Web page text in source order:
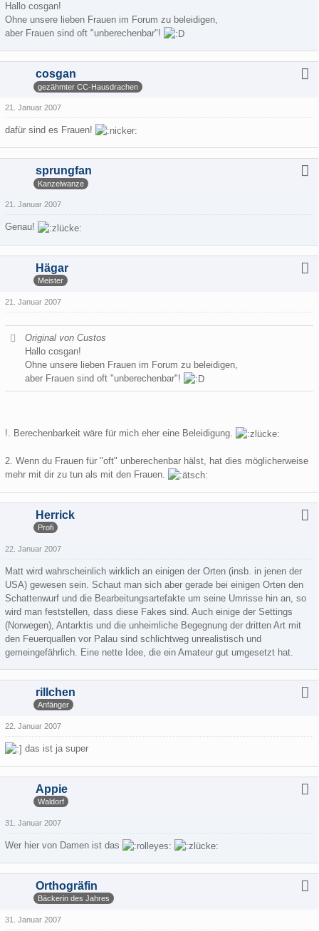
Hallo cosgan!
Ohne unsere lieben Frauen im Forum zu beleidigen,
aber Frauen sind oft "unberechenbar"!
cosgan
gezähmter CC-Hausdrachen
21. Januar 2007
dafür sind es Frauen!
sprungfan
Kanzelwanze
21. Januar 2007
Genau!
Hägar
Meister
21. Januar 2007
Original von Custos
Hallo cosgan!
Ohne unsere lieben Frauen im Forum zu beleidigen,
aber Frauen sind oft "unberechenbar"!
!. Berechenbarkeit wäre für mich eher eine Beleidigung.
2. Wenn du Frauen für "oft" unberechenbar hälst, hat dies möglicherweise
mehr mit dir zu tun als mit den Frauen.
Herrick
Profi
22. Januar 2007
Matt wird wahrscheinlich wirklich an einigen der Orten (insb. in jenen der
USA) gewesen sein. Schaut man sich aber gerade bei einigen Orten den
Schattenwurf und die Bearbeitungsartefakte um seine Umrisse hin an, so
wird man feststellen, dass diese Fakes sind. Auch einige der Settings
(Norwegen), Antarktis und die unheimliche Begegnung der dritten Art mit
den Feuerquallen vor Palau sind schlichtweg unrealistisch und
gemeingefährlich. Eine nette Idee, die ein Amateur gut umgesetzt hat.
rillchen
Anfänger
22. Januar 2007
das ist ja super
Appie
Waldorf
31. Januar 2007
Wer hier von Damen ist das
Orthogräfin
Bäckerin des Jahres
31. Januar 2007